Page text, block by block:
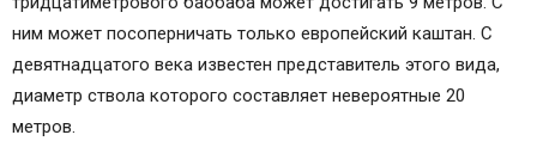
ним может посоперничать только европейский каштан. С
девятнадцатого века известен представитель этого вида,
диаметр ствола которого составляет невероятные 20
метров.